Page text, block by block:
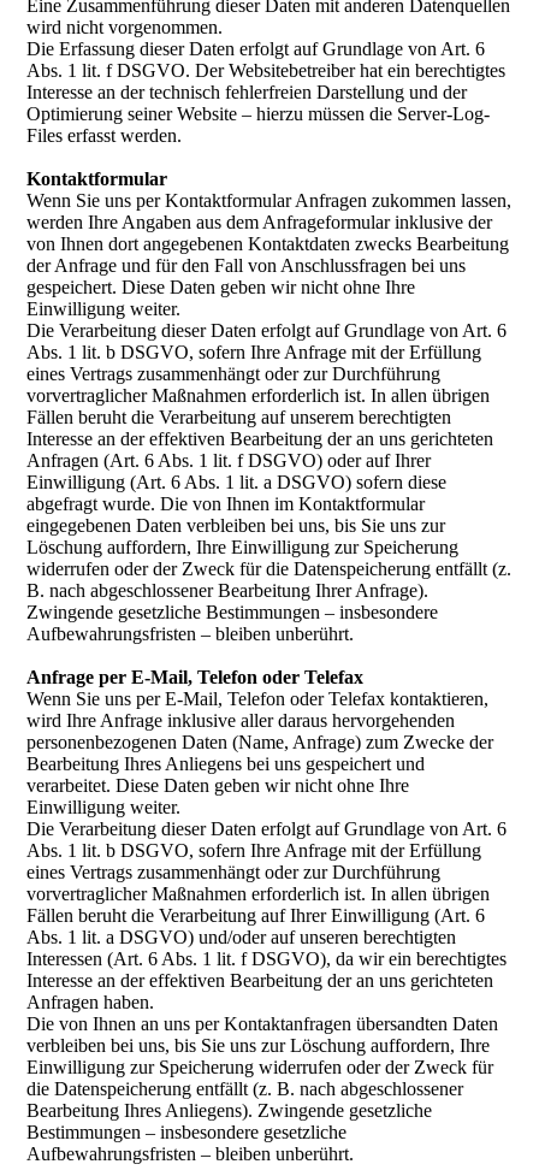
Eine Zusammenführung dieser Daten mit anderen Datenquellen
wird nicht vorgenommen.
Die Erfassung dieser Daten erfolgt auf Grundlage von Art. 6
Abs. 1 lit. f DSGVO. Der Websitebetreiber hat ein berechtigtes
Interesse an der technisch fehlerfreien Darstellung und der
Optimierung seiner Website – hierzu müssen die Server-Log-
Files erfasst werden.
Kontaktformular
Wenn Sie uns per Kontaktformular Anfragen zukommen lassen,
werden Ihre Angaben aus dem Anfrageformular inklusive der
von Ihnen dort angegebenen Kontaktdaten zwecks Bearbeitung
der Anfrage und für den Fall von Anschlussfragen bei uns
gespeichert. Diese Daten geben wir nicht ohne Ihre
Einwilligung weiter.
Die Verarbeitung dieser Daten erfolgt auf Grundlage von Art. 6
Abs. 1 lit. b DSGVO, sofern Ihre Anfrage mit der Erfüllung
eines Vertrags zusammenhängt oder zur Durchführung
vorvertraglicher Maßnahmen erforderlich ist. In allen übrigen
Fällen beruht die Verarbeitung auf unserem berechtigten
Interesse an der effektiven Bearbeitung der an uns gerichteten
Anfragen (Art. 6 Abs. 1 lit. f DSGVO) oder auf Ihrer
Einwilligung (Art. 6 Abs. 1 lit. a DSGVO) sofern diese
abgefragt wurde. Die von Ihnen im Kontaktformular
eingegebenen Daten verbleiben bei uns, bis Sie uns zur
Löschung auffordern, Ihre Einwilligung zur Speicherung
widerrufen oder der Zweck für die Datenspeicherung entfällt (z.
B. nach abgeschlossener Bearbeitung Ihrer Anfrage).
Zwingende gesetzliche Bestimmungen – insbesondere
Aufbewahrungsfristen – bleiben unberührt.
Anfrage per E-Mail, Telefon oder Telefax
Wenn Sie uns per E-Mail, Telefon oder Telefax kontaktieren,
wird Ihre Anfrage inklusive aller daraus hervorgehenden
personenbezogenen Daten (Name, Anfrage) zum Zwecke der
Bearbeitung Ihres Anliegens bei uns gespeichert und
verarbeitet. Diese Daten geben wir nicht ohne Ihre
Einwilligung weiter.
Die Verarbeitung dieser Daten erfolgt auf Grundlage von Art. 6
Abs. 1 lit. b DSGVO, sofern Ihre Anfrage mit der Erfüllung
eines Vertrags zusammenhängt oder zur Durchführung
vorvertraglicher Maßnahmen erforderlich ist. In allen übrigen
Fällen beruht die Verarbeitung auf Ihrer Einwilligung (Art. 6
Abs. 1 lit. a DSGVO) und/oder auf unseren berechtigten
Interessen (Art. 6 Abs. 1 lit. f DSGVO), da wir ein berechtigtes
Interesse an der effektiven Bearbeitung der an uns gerichteten
Anfragen haben.
Die von Ihnen an uns per Kontaktanfragen übersandten Daten
verbleiben bei uns, bis Sie uns zur Löschung auffordern, Ihre
Einwilligung zur Speicherung widerrufen oder der Zweck für
die Datenspeicherung entfällt (z. B. nach abgeschlossener
Bearbeitung Ihres Anliegens). Zwingende gesetzliche
Bestimmungen – insbesondere gesetzliche
Aufbewahrungsfristen – bleiben unberührt.